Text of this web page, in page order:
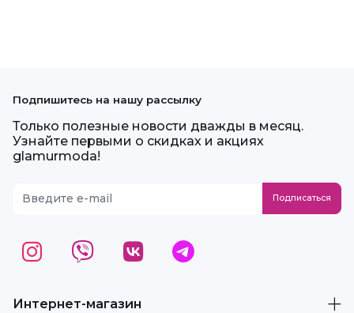
Интернет-магазин
Подпишитесь на нашу рассылку
Только полезные новости дважды в месяц.
Узнайте первыми о скидках и акциях
glamurmoda!